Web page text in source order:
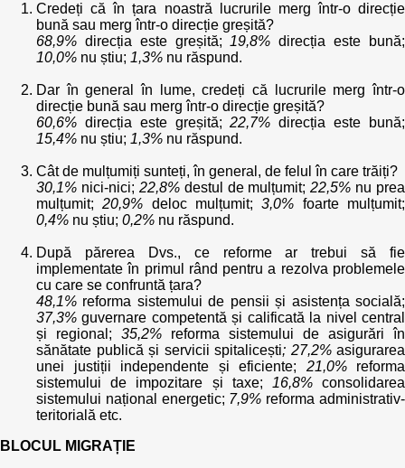
Credeți că în țara noastră lucrurile merg într-o direcție
bună sau merg într-o direcție greșită?
68,9% direcția este greșită; 19,8% direcția este bună;
10,0% nu știu; 1,3% nu răspund.
Dar în general în lume, credeți că lucrurile merg într-o
direcție bună sau merg într-o direcție greșită?
60,6% direcția este greșită;22,7% direcția este bună;
15,4% nu știu; 1,3% nu răspund.
Cât de mulțumiți sunteți, în general, de felul în care trăiți?
30,1% nici-nici; 22,8%destul de mulțumit;22,5% nu prea
mulțumit;20,9% deloc mulțumit;3,0% foarte mulțumit;
0,4% nu știu; 0,2% nu răspund.
După părerea Dvs., ce reforme ar trebui să fie
implementate în primul rând pentru a rezolva problemele
cu care se confruntă țara?
48,1% reforma sistemului de pensii și asistența socială;
37,3% guvernare competentă și calificată la nivel central
și regional; 35,2% reforma sistemului de asigurări în
sănătate publică și servicii spitalicești; 27,2%asigurarea
unei justiții independente și eficiente; 21,0%reforma
sistemului de impozitare și taxe; 16,8%consolidarea
sistemului național energetic; 7,9% reforma administrativ-
teritorială etc.
BLOCUL MIGRAȚIE